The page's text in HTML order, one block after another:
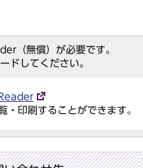
（無償）が必要です。
ドしてください。
・印刷することができます。